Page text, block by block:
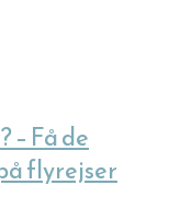
Få de
flyrejser